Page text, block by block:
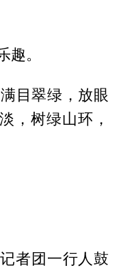
趣。
目翠绿，放眼
，树绿山环，
者团一行人鼓